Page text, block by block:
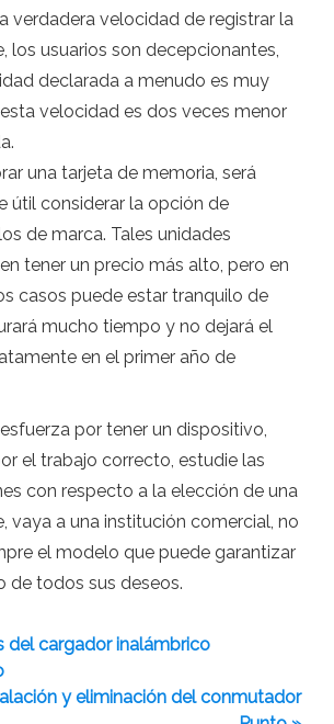
verdadera velocidad de registrar la
los usuarios son decepcionantes,
declarada a menudo es muy
velocidad es dos veces menor
una tarjeta de memoria, será
útil considerar la opción de
de marca. Tales unidades
tener un precio más alto, pero en
casos puede estar tranquilo de
mucho tiempo y no dejará el
en el primer año de
por tener un dispositivo,
el trabajo correcto, estudie las
con respecto a la elección de una
vaya a una institución comercial, no
el modelo que puede garantizar
de todos sus deseos.
del cargador inalámbrico
y eliminación del conmutador